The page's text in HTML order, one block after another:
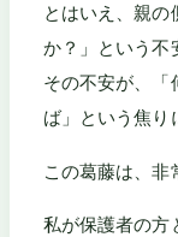
とはいえ、親
か？」という不
その不安が、「
ば」という焦り
この葛藤は、非
私が保護者の方